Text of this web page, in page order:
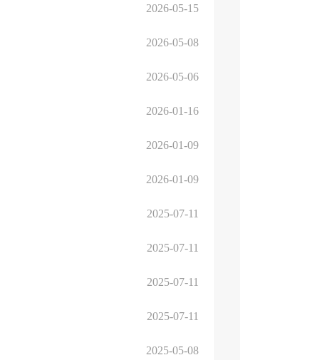
2026-05-15
2026-05-08
2026-05-06
2026-01-16
2026-01-09
2026-01-09
2025-07-11
2025-07-11
2025-07-11
2025-07-11
2025-05-08